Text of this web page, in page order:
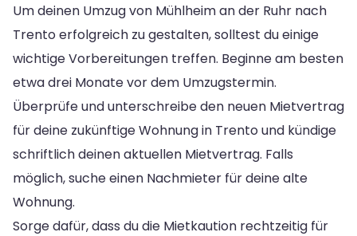
Um deinen Umzug von Mühlheim an der Ruhr nach
Trento erfolgreich zu gestalten, solltest du einige
wichtige Vorbereitungen treffen. Beginne am besten
etwa drei Monate vor dem Umzugstermin.
Überprüfe und unterschreibe den neuen Mietvertrag
für deine zukünftige Wohnung in Trento und kündige
schriftlich deinen aktuellen Mietvertrag. Falls
möglich, suche einen Nachmieter für deine alte
Wohnung.
Sorge dafür, dass du die Mietkaution rechtzeitig für